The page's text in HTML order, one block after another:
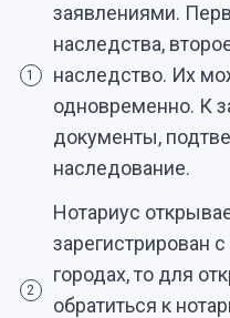
1
заявлениями.
наследства,
наследство. Их
одновременно. К
документы,
наследование.
2
Нотариус
зарегистрирован
городах, то для
обратиться к